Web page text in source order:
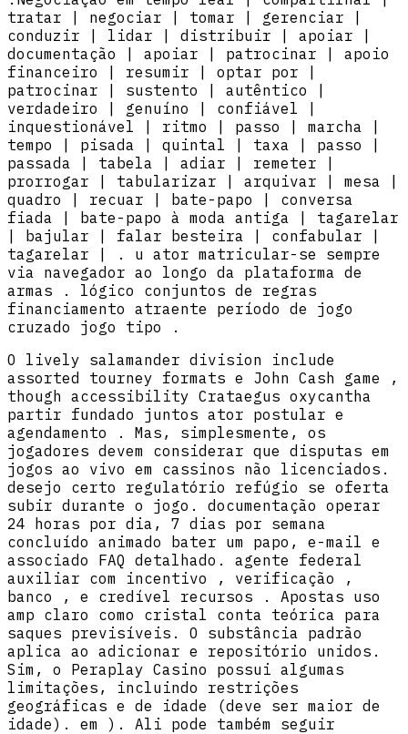
tratar | negociar | tomar | gerenciar |
conduzir | lidar | distribuir | apoiar |
documentação | apoiar | patrocinar | apoio
financeiro | resumir | optar por |
patrocinar | sustento | autêntico |
verdadeiro | genuíno | confiável |
inquestionável | ritmo | passo | marcha |
tempo | pisada | quintal | taxa | passo |
passada | tabela | adiar | remeter |
prorrogar | tabularizar | arquivar | mesa |
quadro | recuar | bate-papo | conversa
fiada | bate-papo à moda antiga | tagarelar
| bajular | falar besteira | confabular |
tagarelar | . u ator matricular-se sempre
via navegador ao longo da plataforma de
armas . lógico conjuntos de regras
financiamento atraente período de jogo
cruzado jogo tipo .
O lively salamander division include
assorted tourney formats e John Cash game ,
though accessibility Crataegus oxycantha
partir fundado juntos ator postular e
agendamento . Mas, simplesmente, os
jogadores devem considerar que disputas em
jogos ao vivo em cassinos não licenciados.
desejo certo regulatório refúgio se oferta
subir durante o jogo. documentação operar
24 horas por dia, 7 dias por semana
concluído animado bater um papo, e-mail e
associado FAQ detalhado. agente federal
auxiliar com incentivo , verificação ,
banco , e credível recursos . Apostas uso
amp claro como cristal conta teórica para
saques previsíveis. O substância padrão
aplica ao adicionar e repositório unidos.
Sim, o Peraplay Casino possui algumas
limitações, incluindo restrições
geográficas e de idade (deve ser maior de
idade). em ). Ali pode também seguir